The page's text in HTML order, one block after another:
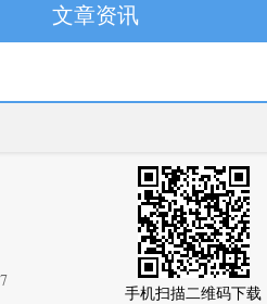
文章资讯
手机扫描二维码下载